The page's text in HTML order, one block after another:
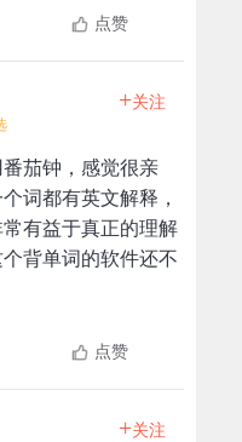
点赞
+关注
茄钟，感觉很亲
词都有英文解释，
有益于真正的理解
背单词的软件还不
点赞
+关注